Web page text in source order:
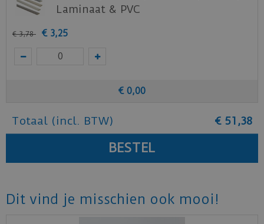
Laminaat & PVC
€ 3,78 € 3,25
€ 0,00
Totaal (incl. BTW) € 51 ,38
Dit vind je misschien ook mooi!